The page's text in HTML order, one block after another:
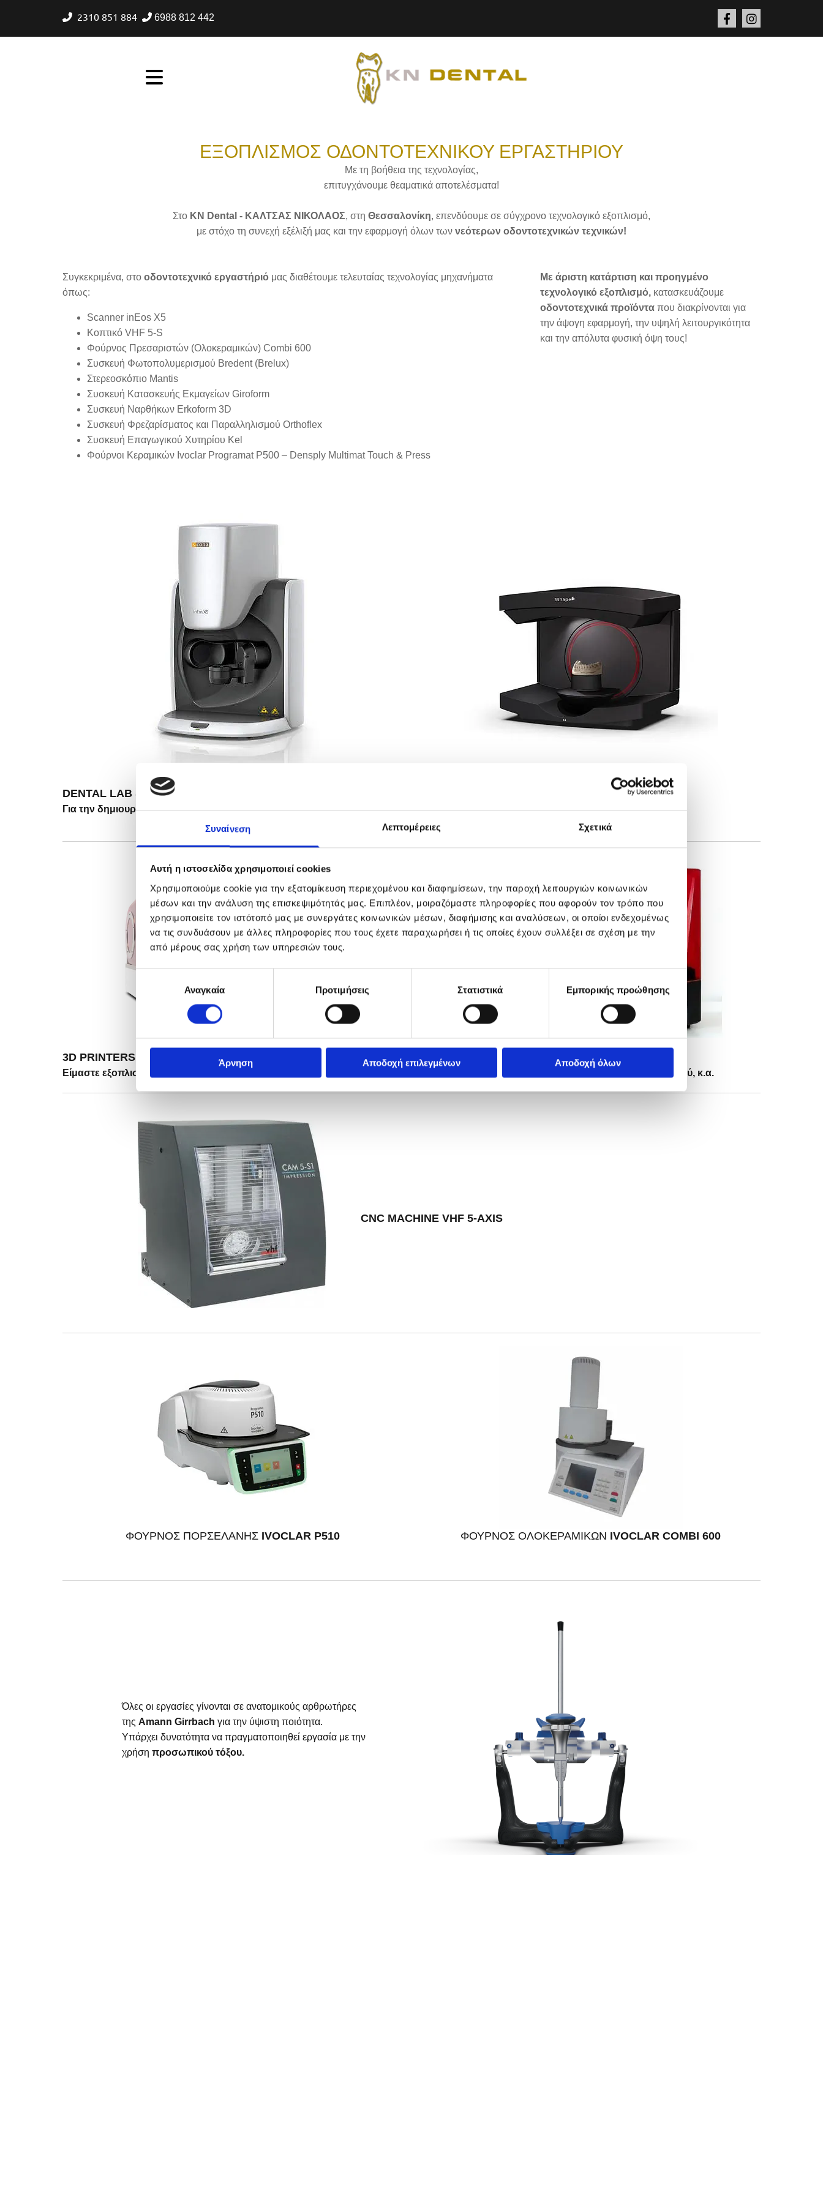
Συναίνεση Λεπτομέρειες Σχετικά
Αυτή η ιστοσελίδα χρησιμοποιεί cookies
Χρησιμοποιούμε cookie για την εξατομίκευση περιεχομένου και διαφημίσεων, την παροχή λειτουργιών κοινωνικών
μέσων και την ανάλυση της επισκεψιμότητάς μας. Επιπλέον, μοιραζόμαστε πληροφορίες που αφορούν τον τρόπο που
χρησιμοποιείτε τον ιστότοπό μας με συνεργάτες κοινωνικών μέσων, διαφήμισης και αναλύσεων, οι οποίοι ενδεχομένως
να τις συνδυάσουν με άλλες πληροφορίες που τους έχετε παραχωρήσει ή τις οποίες έχουν συλλέξει σε σχέση με την
από μέρους σας χρήση των υπηρεσιών τους.
συγκατάθεσηςΑναγκαία Προτιμήσεις Στατιστικά Εμπορικής προώθησης
Άρνηση Αποδοχή επιλεγμένων Αποδοχή όλων
 2310 851 884  6988 812 442
ΕΞΟΠΛΙΣΜΟΣ ΟΔΟΝΤΟΤΕΧΝΙΚΟΥ ΕΡΓΑΣΤΗΡΙΟΥ
Με τη βοήθεια της τεχνολογίας,
επιτυγχάνουμε θεαματικά αποτελέσματα!
Στο KN Dental - ΚΑΛΤΣΑΣ ΝΙΚΟΛΑΟΣ, στη Θεσσαλονίκη, επενδύουμε σε σύγχρονο τεχνολογικό εξοπλισμό,
με στόχο τη συνεχή εξέλιξή μας και την εφαρμογή όλων των νεότερων οδοντοτεχνικών τεχνικών!
Συγκεκριμένα, στο οδοντοτεχνικό εργαστήριό μας διαθέτουμε τελευταίας τεχνολογίας μηχανήματα
όπως:
Scanner inEos X5
Κοπτικό VHF 5-S
Φούρνος Πρεσαριστών (Ολοκεραμικών) Combi 600
Συσκευή Φωτοπολυμερισμού Bredent (Brelux)
Στερεοσκόπιο Mantis
Συσκευή Κατασκευής Εκμαγείων Giroform
Συσκευή Ναρθήκων Erkoform 3D
Συσκευή Φρεζαρίσματος και Παραλληλισμού Orthoflex
Συσκευή Επαγωγικού Χυτηρίου Kel
Φούρνοι Κεραμικών Ivoclar Programat P500 – Densply Multimat Touch & Press
Με άριστη κατάρτιση και προηγμένο
τεχνολογικό εξοπλισμό, κατασκευάζουμε
οδοντοτεχνικά προϊόντα που διακρίνονται για
την άψογη εφαρμογή, την υψηλή λειτουργικότητα
και την απόλυτα φυσική όψη τους!
DENTAL LAB SCANNER
Για την δημιουργία 3D μοντέλων για την επίτευξη της ψηφιακής σχεδίασης
3D PRINTERS
Είμαστε εξοπλισμένοι με 3 εκτυπωτές για την εκτύπωση εκμαγείων, οδοντοστοιχιών, μερικών θερμοπλαστικών, ναρθήκων βρουξισμού, κ.α.
CNC MACHINE VHF 5-AXIS
ΦΟΥΡΝΟΣ ΠΟΡΣΕΛΑΝΗΣIVOCLAR P510 ΦΟΥΡΝΟΣ ΟΛΟΚΕΡΑΜΙΚΩΝ IVOCLAR COMBI 600
Όλες οι εργασίες γίνονται σε ανατομικούς αρθρωτήρες
της Amann Girrbachγια την ύψιστη ποιότητα.
Υπάρχει δυνατότητα να πραγματοποιηθεί εργασία με την
χρήσηπροσωπικού τόξου.